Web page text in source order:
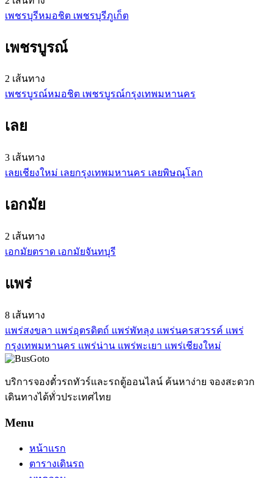
เพชรบุรีหมอชิต เพชรบุรีภูเก็ต
เพชรบูรณ์
2 เส้นทาง
เพชรบูรณ์หมอชิต เพชรบูรณ์กรุงเทพมหานคร
เลย
3 เส้นทาง
เลยเชียงใหม่ เลยกรุงเทพมหานคร เลยพิษณุโลก
เอกมัย
2 เส้นทาง
เอกมัยตราด เอกมัยจันทบุรี
แพร่
8 เส้นทาง
แพร่สงขลา แพร่อุตรดิตถ์ แพร่พัทลุง แพร่นครสวรรค์ แพร่
กรุงเทพมหานคร แพร่น่าน แพร่พะเยา แพร่เชียงใหม่
บริการจองตั๋วรถทัวร์และรถตู้ออนไลน์ ค้นหาง่าย จองสะดวก
เดินทางได้ทั่วประเทศไทย
Menu
หน้าแรก
ตารางเดินรถ